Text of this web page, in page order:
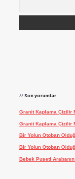
Son yorumlar
Granit Kaplama Çizilir
Granit Kaplama Çizilir
Bir Yolun Otoban
Bir Yolun Otoban
Bebek Puseti